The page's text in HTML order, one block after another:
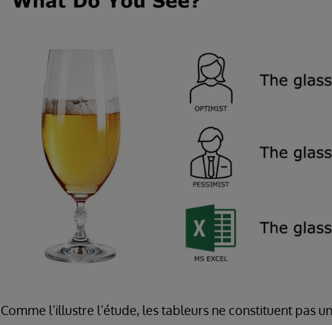
Comme l’illustre l’étude, les tableurs ne constituent pas